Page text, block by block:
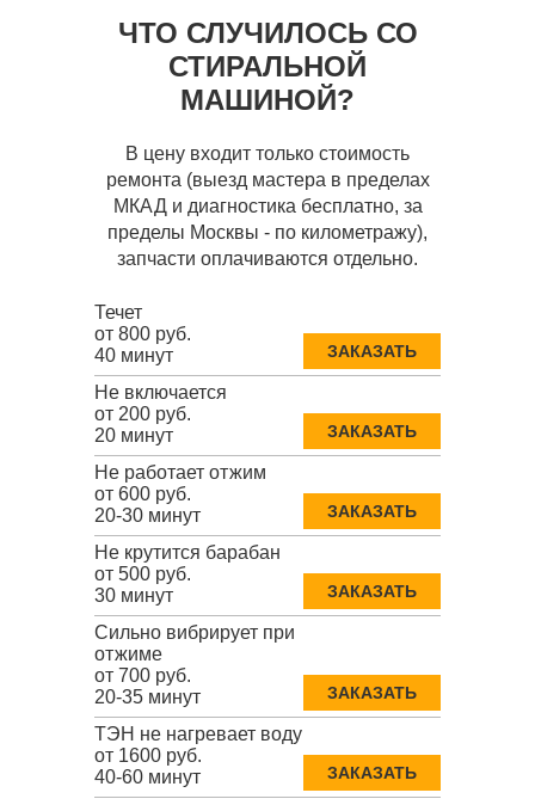
ЧТО СЛУЧИЛОСЬ СО
СТИРАЛЬНОЙ
МАШИНОЙ?
В цену входит только стоимость
ремонта (выезд мастера в пределах
МКАД и диагностика бесплатно, за
пределы Москвы - по километражу),
запчасти оплачиваются отдельно.
Течет
от 800 руб.
40 минут
ЗАКАЗАТЬ
Не включается
от 200 руб.
20 минут
ЗАКАЗАТЬ
Не работает отжим
от 600 руб.
20-30 минут
ЗАКАЗАТЬ
Не крутится барабан
от 500 руб.
30 минут
ЗАКАЗАТЬ
Сильно вибрирует при
отжиме
от 700 руб.
20-35 минут
ЗАКАЗАТЬ
ТЭН не нагревает воду
от 1600 руб.
40-60 минут
ЗАКАЗАТЬ